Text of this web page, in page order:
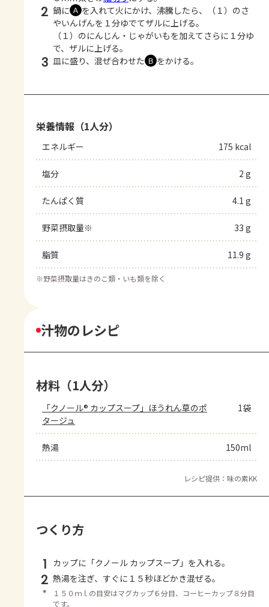
2 鍋に Ａ を入れて火にかけ、沸騰したら、（１）のさ
やいんげんを１分ゆでてザルに上げる。
（１）のにんじん・じゃがいもを加えてさらに１分ゆ
で、ザルに上げる。
3 皿に盛り、混ぜ合わせた Ｂ をかける。
栄養情報（1人分）
エネルギー 175 kcal
塩分 2 g
たんぱく質 4.1 g
野菜摂取量※ 33 g
脂質 11.9 g
※野菜摂取量はきのこ類・いも類を除く
汁物のレシピ
材料（1人分）
「クノール® カップスープ」ほうれん草のポ
タージュ
1袋
熱湯 150ml
レシピ提供：味の素KK
つくり方
1 カップに「クノール カップスープ」を入れる。
2 熱湯を注ぎ、すぐに１５秒ほどかき混ぜる。
＊
１５０ｍｌの目安はマグカップ６分目、コーヒーカップ８分目
です。